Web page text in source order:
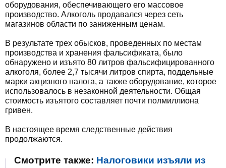
оборудования, обеспечивающего его массовое
производство. Алкоголь продавался через сеть
магазинов области по заниженным ценам.
В результате трех обысков, проведенных по местам
производства и хранения фальсификата, было
обнаружено и изъято 80 литров фальсифицированного
алкоголя, более 2,7 тысячи литров спирта, поддельные
марки акцизного налога, а также оборудование, которое
использовалось в незаконной деятельности. Общая
стоимость изъятого составляет почти полмиллиона
гривен.
В настоящее время следственные действия
продолжаются.
Смотрите также: Налоговики изъяли из